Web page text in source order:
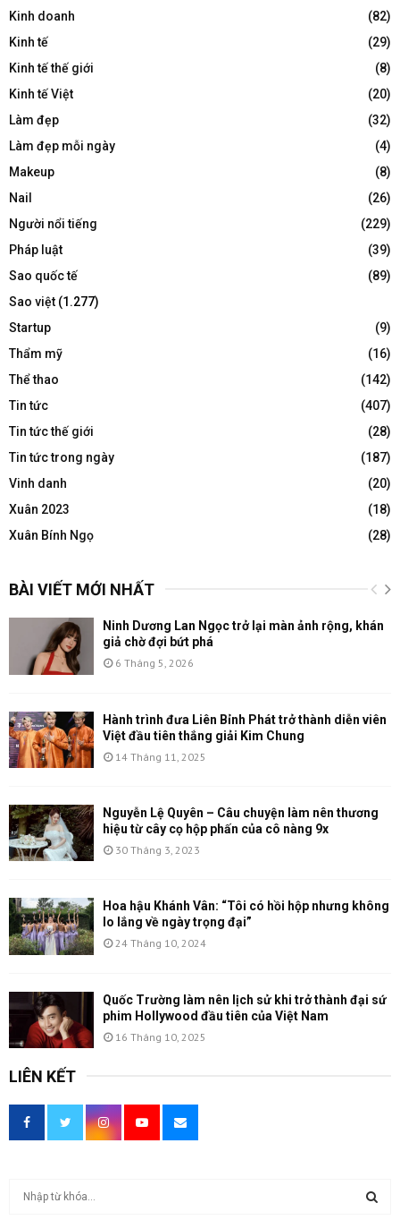
Kinh doanh
(82)
Kinh tế
(29)
Kinh tế thế giới
(8)
Kinh tế Việt
(20)
Làm đẹp
(32)
Làm đẹp mỗi ngày
(4)
Makeup
(8)
Nail
(26)
Người nổi tiếng
(229)
Pháp luật
(39)
Sao quốc tế
(89)
Sao việt (1.277)
Startup
(9)
Thẩm mỹ
(16)
Thể thao
(142)
Tin tức
(407)
Tin tức thế giới
(28)
Tin tức trong ngày
(187)
Vinh danh
(20)
Xuân 2023
(18)
Xuân Bính Ngọ
(28)
BÀI VIẾT MỚI NHẤT
Ninh Dương Lan Ngọc trở lại màn ảnh rộng, khán
giả chờ đợi bứt phá
6 Tháng 5, 2026
Hành trình đưa Liên Bỉnh Phát trở thành diễn viên
Việt đầu tiên thắng giải Kim Chung
14 Tháng 11, 2025
Nguyễn Lệ Quyên – Câu chuyện làm nên thương
hiệu từ cây cọ hộp phấn của cô nàng 9x
30 Tháng 3, 2023
Hoa hậu Khánh Vân: “Tôi có hồi hộp nhưng không
lo lắng về ngày trọng đại”
24 Tháng 10, 2024
Quốc Trường làm nên lịch sử khi trở thành đại sứ
phim Hollywood đầu tiên của Việt Nam
16 Tháng 10, 2025
LIÊN KẾT